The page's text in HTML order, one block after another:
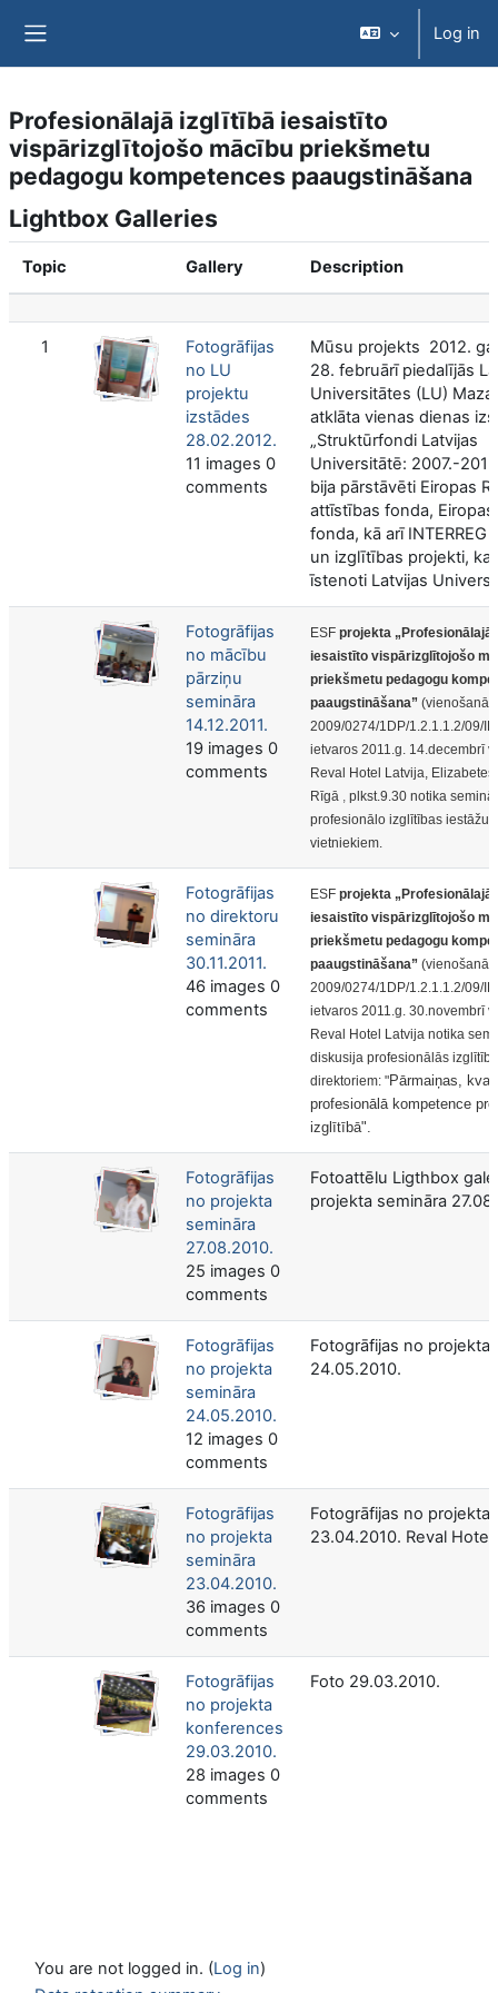
Log in
Profesionālajā izglītībā iesaistīto
vispārizglītojošo mācību priekšmetu
pedagogu kompetences paaugstināšana
Lightbox Galleries
Topic Gallery Description
1
Fotogrāfijas
no LU
projektu
izstādes
28.02.2012.
11 images 0
comments
Mūsu projekts 2012.
28. februārī piedalījās
Universitātes (LU)
atklāta vienas dienas
„Struktūrfondi Latvijas
Universitātē: 2007.-
bija pārstāvēti Eiropas
attīstības fonda, Eiropas
fonda, kā arī INTERREG
un izglītības projekti,
īstenoti Latvijas
Fotogrāfijas
no mācību
pārziņu
semināra
14.12.2011.
19 images 0
comments
ESF projekta „Profesionālajā
iesaistīto vispārizglītojošo
priekšmetu pedagogu
paaugstināšana” (vienošanās
2009/0274/1DP/1.2.1.1.2/09/
ietvaros 2011.g. 14.decembrī
Reval Hotel Latvija,
Rīgā , plkst.9.30 notika
profesionālo izglītības iestāžu
vietniekiem.
Fotogrāfijas
no direktoru
semināra
30.11.2011.
46 images 0
comments
ESF projekta „Profesionālajā
iesaistīto vispārizglītojošo
priekšmetu pedagogu
paaugstināšana” (vienošanās
2009/0274/1DP/1.2.1.1.2/09/
ietvaros 2011.g. 30.novembrī
Reval Hotel Latvija notika
diskusija profesionālās
direktoriem: "Pārmaiņas,
profesionālā kompetence
izglītībā".
Fotogrāfijas
no projekta
semināra
27.08.2010.
25 images 0
comments
Fotoattēlu Ligthbox
projekta semināra
Fotogrāfijas
no projekta
semināra
24.05.2010.
12 images 0
comments
Fotogrāfijas no projekta
24.05.2010.
Fotogrāfijas
no projekta
semināra
23.04.2010.
36 images 0
comments
Fotogrāfijas no projekta
23.04.2010. Reval Hotel
Fotogrāfijas
no projekta
konferences
29.03.2010.
28 images 0
comments
Foto 29.03.2010.
You are not logged in. (Log in)